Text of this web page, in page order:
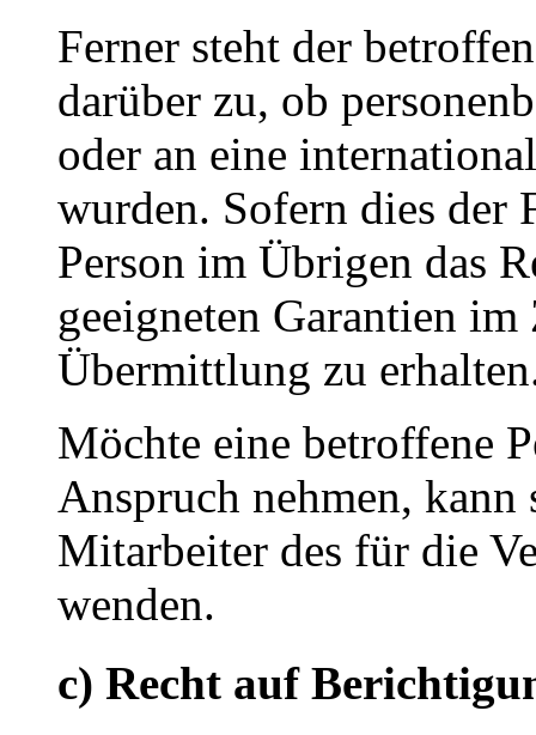
Ferner steht der
darüber zu, ob
oder an eine
wurden. Sofern dies der
Person im Übrigen das
geeigneten Garantien
Übermittlung zu
Möchte eine betroffene
Anspruch nehmen,
Mitarbeiter des für die
wenden.
c) Recht auf